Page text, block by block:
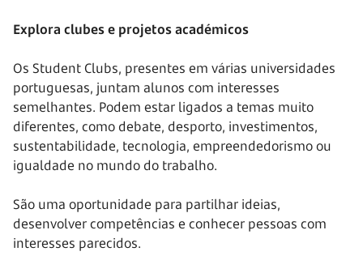
Explora clubes e projetos académicos
Os Student Clubs, presentes em várias universidades
portuguesas, juntam alunos com interesses
semelhantes. Podem estar ligados a temas muito
diferentes, como debate, desporto, investimentos,
sustentabilidade, tecnologia, empreendedorismo ou
igualdade no mundo do trabalho.
São uma oportunidade para partilhar ideias,
desenvolver competências e conhecer pessoas com
interesses parecidos.